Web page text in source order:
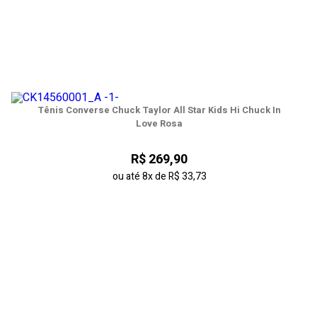
Tênis Converse Chuck Taylor All Star Kids Hi Chuck In
Love Rosa
R$ 269,90
ou até8xdeR$ 33,73